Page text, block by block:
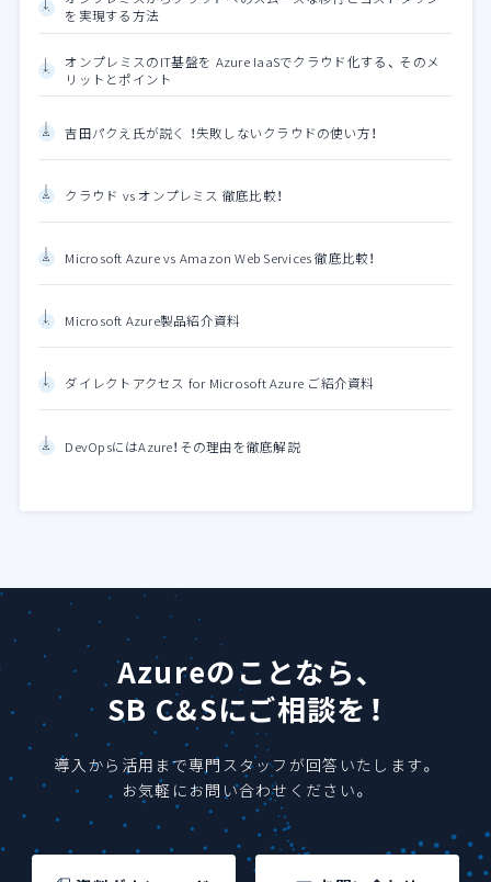
を実現する方法
オンプレミスのIT基盤を Azure IaaSでクラウド化する、 そのメ
リットとポイント
吉田パクえ氏が説く ！失敗しないクラウドの使い方！
クラウド vs オンプレミス 徹底比較！
Microsoft Azure vs Amazon Web Services 徹底比較！
Microsoft Azure製品紹介資料
ダイレクトアクセス for Microsoft Azure ご紹介資料
DevOpsにはAzure！その理由を徹底解説
Azureのことなら、
SB C&Sにご相談を！
導入から活用まで専門スタッフが回答いたします。
お気軽にお問い合わせください。